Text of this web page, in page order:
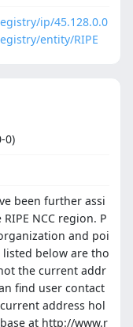
ip/45.128.0.0
entity/RIPE
0)
been further assi
NCC region. P
and poi
below are tho
the current addr
find user contact
address hol
at http://www.r